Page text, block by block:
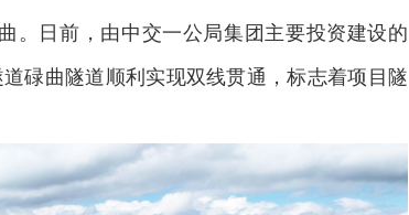
。日前，由中交一公局集团主要投资建设的
碌曲隧道顺利实现双线贯通，标志着项目隧